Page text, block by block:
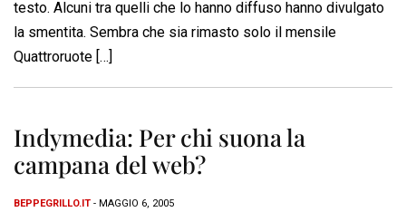
testo. Alcuni tra quelli che lo hanno diffuso hanno divulgato
la smentita. Sembra che sia rimasto solo il mensile
Quattroruote […]
Indymedia: Per chi suona la
campana del web?
BEPPEGRILLO.IT - MAGGIO 6, 2005